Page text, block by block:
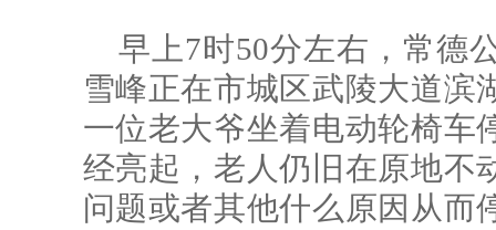
早上7时50分左右，常德
雪峰正在市城区武陵大道滨
一位老大爷坐着电动轮椅车
经亮起，老人仍旧在原地不
问题或者其他什么原因从而